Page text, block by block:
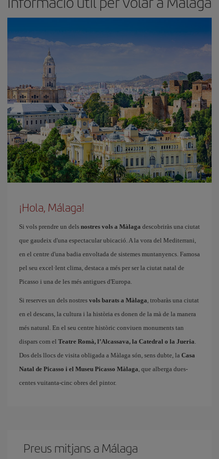
¡Hola, Málaga!
Si vols prendre un dels nostres vols a Màlaga descobriràs una ciutat
que gaudeix d'una espectacular ubicació. A la vora del Mediterrani,
en el centre d'una badia envoltada de sistemes muntanyencs. Famosa
pel seu excel·lent clima, destaca a més per ser la ciutat natal de
Picasso i una de les més antigues d'Europa.
Si reserves un dels nostres vols barats a Màlaga, trobaràs una ciutat
en el descans, la cultura i la història es donen de la mà de la manera
més natural. En el seu centre històric conviuen monuments tan
dispars com el Teatre Romà, l’Alcassava, la Catedral o la Jueria.
Dos dels llocs de visita obligada a Màlaga són, sens dubte, la Casa
Natal de Picasso i el Museu Picasso Màlaga, que alberga dues-
centes vuitanta-cinc obres del pintor.
Preus mitjans a Málaga